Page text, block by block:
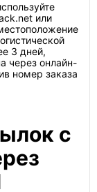
или
3 дней,
через онлайн-
номер заказа
с